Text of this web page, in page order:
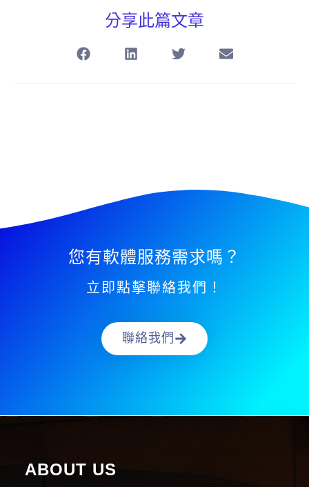
分享此篇文章
您有軟體服務需求嗎？
立即點擊聯絡我們！
聯絡我們
ABOUT US